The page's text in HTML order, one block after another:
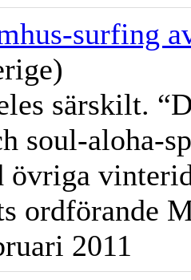
surfing
särskilt.
soul-aloha-
övriga
ordförande
2011